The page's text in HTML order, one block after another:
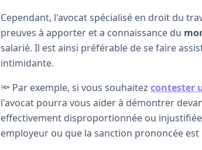
Cependant, l'avocat spécialisé en droit du
preuves à apporter et a connaissance du
salarié. Il est ainsi préférable de se faire
intimidante.
🔦 Par exemple, si vous souhaitez contester
l'avocat pourra vous aider à démontrer
effectivement disproportionnée ou
employeur ou que la sanction prononcée est